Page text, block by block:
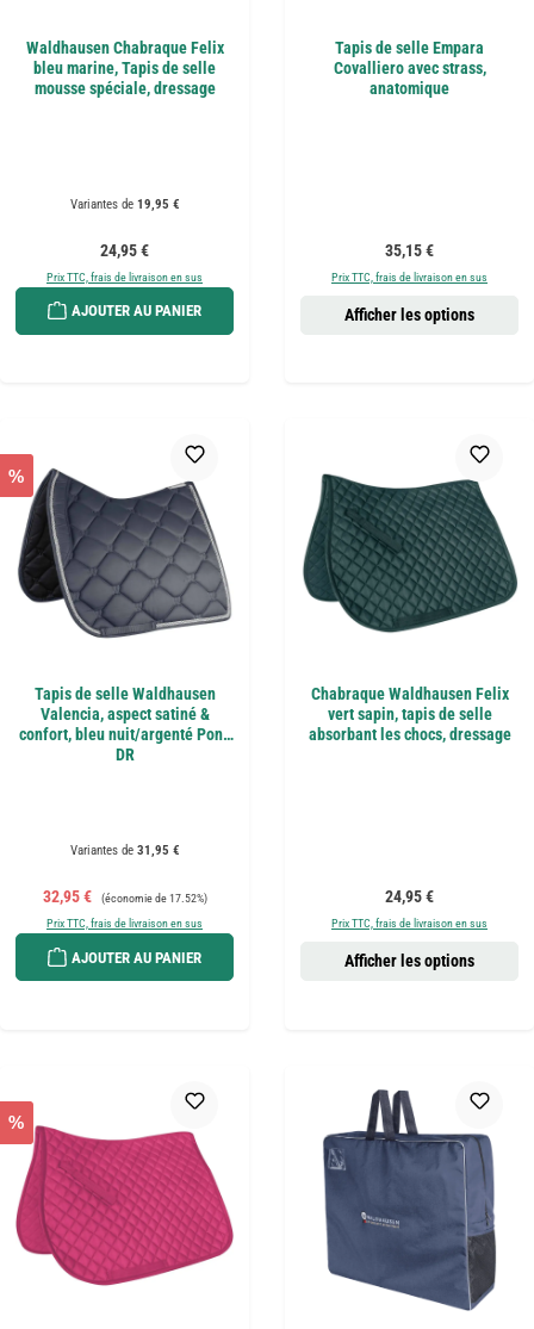
Waldhausen Chabraque Felix
bleu marine, Tapis de selle
mousse spéciale, dressage
Variantes de19,95 €
Prix régulier :
24,95 €
Prix TTC, frais de livraison en sus
AJOUTER AU PANIER
Tapis de selle Empara
Covalliero avec strass,
anatomique
Prix régulier :
35,15 €
Prix TTC, frais de livraison en sus
Afficher les options
%
Tapis de selle Waldhausen
Valencia, aspect satiné &
confort, bleu nuit/argenté Pony
DR
Variantes de31,95 €
Prix de vente :
32,95 € Prix régulier :
(économie de 17.52%)
Prix TTC, frais de livraison en sus
AJOUTER AU PANIER
Chabraque Waldhausen Felix
vert sapin, tapis de selle
absorbant les chocs, dressage
Prix régulier :
24,95 €
Prix TTC, frais de livraison en sus
Afficher les options
%